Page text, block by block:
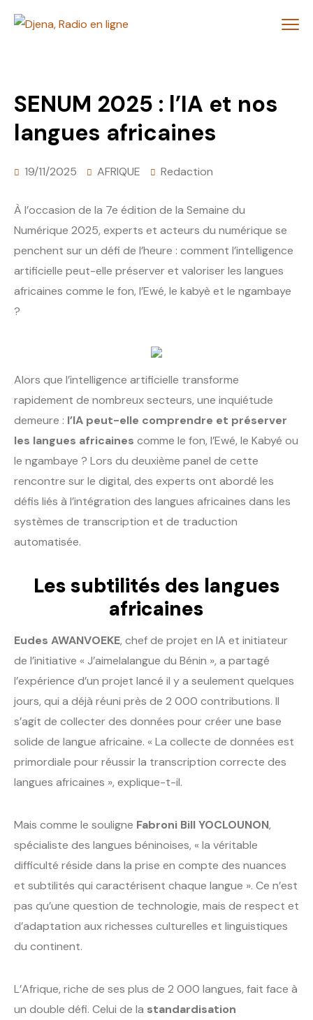
SENUM 2025 : l’IA et nos
langues africaines
19/11/2025 AFRIQUE Redaction
À l’occasion de la 7e édition de la Semaine du
Numérique 2025, experts et acteurs du numérique se
penchent sur un défi de l’heure : comment l’intelligence
artificielle peut-elle préserver et valoriser les langues
africaines comme le fon, l’Ewé, le kabyè et le ngambaye
?
Alors que l’intelligence artificielle transforme
rapidement de nombreux secteurs, une inquiétude
demeure : l’IA peut-elle comprendre et préserver
les langues africaines comme le fon, l’Ewé, le Kabyé ou
le ngambaye ? Lors du deuxième panel de cette
rencontre sur le digital, des experts ont abordé les
défis liés à l’intégration des langues africaines dans les
systèmes de transcription et de traduction
automatisée.
Les subtilités des langues
africaines
Eudes AWANVOEKE, chef de projet en IA et initiateur
de l’initiative « J’aimelalangue du Bénin », a partagé
l’expérience d’un projet lancé il y a seulement quelques
jours, qui a déjà réuni près de 2 000 contributions. Il
s’agit de collecter des données pour créer une base
solide de langue africaine. « La collecte de données est
primordiale pour réussir la transcription correcte des
langues africaines », explique-t-il.
Mais comme le souligne Fabroni Bill YOCLOUNON,
spécialiste des langues béninoises, « la véritable
difficulté réside dans la prise en compte des nuances
et subtilités qui caractérisent chaque langue ». Ce n’est
pas qu’une question de technologie, mais de respect et
d’adaptation aux richesses culturelles et linguistiques
du continent.
L’Afrique, riche de ses plus de 2 000 langues, fait face à
un double défi. Celui de la standardisation